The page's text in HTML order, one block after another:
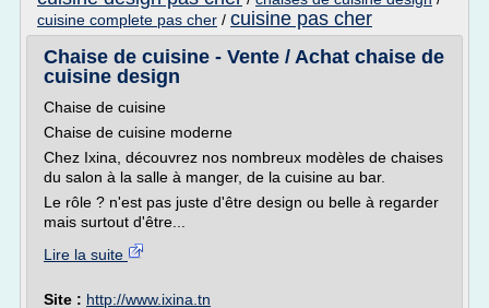
cuisine complete pas cher / cuisine pas cher
Chaise de cuisine - Vente / Achat chaise de
cuisine design
Chaise de cuisine
Chaise de cuisine moderne
Chez Ixina, découvrez nos nombreux modèles de chaises
du salon à la salle à manger, de la cuisine au bar.
Le rôle ? n'est pas juste d'être design ou belle à regarder
mais surtout d'être...
Lire la suite
Site : http://www.ixina.tn